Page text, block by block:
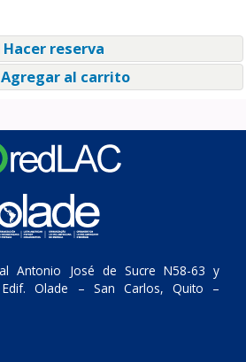
Hacer reserva
al carrito
Antonio José de Sucre N58-63 y
Edif. Olade – San Carlos, Quito –